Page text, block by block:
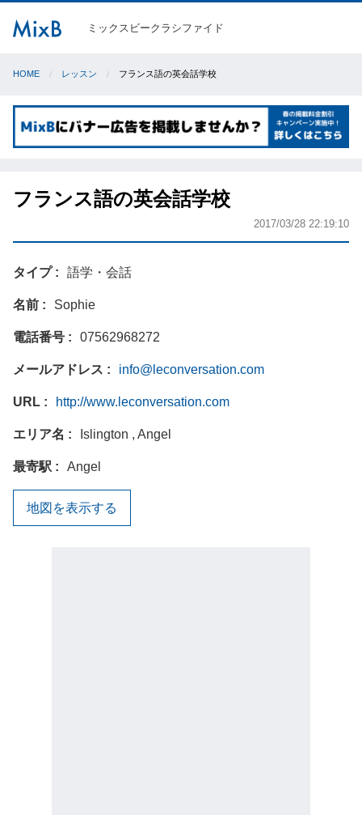
ミックスビークラシファイド
HOME レッスン フランス語の英会話学校
フランス語の英会話学校
2017/03/28 22:19:10
タイプ 語学・会話
名前 Sophie
電話番号 07562968272
メールアドレス info@leconversation.com
URL http://www.leconversation.com
エリア名 Islington , Angel
最寄駅 Angel
地図を表示する